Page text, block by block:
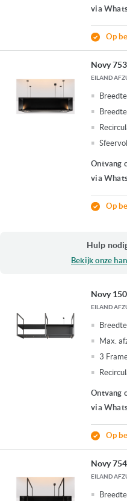
via
Op
Novy
EILAND
Ontvang
via
Op
Hulp
Bekijk onze
Novy
EILAND
Max.
3
Ontvang
via
Op
Novy
EILAND